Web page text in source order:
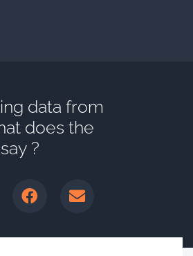
data from
does the
?